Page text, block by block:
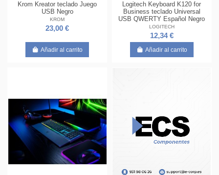
Krom Kreator teclado Juego
USB Negro
KROM
23,00 €
Añadir al carrito
Logitech Keyboard K120 for
Business teclado Universal
USB QWERTY Español Negro
LOGITECH
12,34 €
Añadir al carrito